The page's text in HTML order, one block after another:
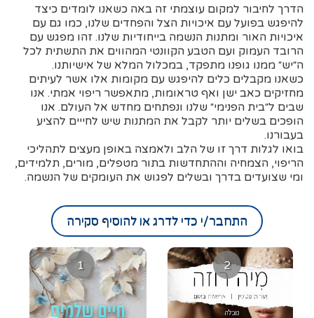
הדרך לחיבור למקום עוצמתי זה באה כשאנו לומדים כיצד
להיפגש בפועל עם איכויות הצל והפחדים שלנו, כמו גם עם
איכויות האור ומתנות הנשמה בייחודיות שלנו. זהו מפגש עם
הרובד העמוק ועם הטבע הקוונטי המהווים את התשתית לכל
ה״יש״ ממנו גופנו מתפקד, במכלול המלא של אישיותנו.
כשאנו מקבלים כלים להיפגש עם מקומות אלו אשר לעיתים
מחזיקים כאב ישן ואף טראומות, מתאפשר ריפוי אמתי. אנו
שבים ל״בית הפנימי״ שלנו ונפתחים מחדש אל העולם. אנו
הופכים בשלים יותר לקבל את המתנות שיש לחייים להציע
בעבורנו.
בואו לגלות דרך זו של הלב ולאמצה באופן מעצים לתהליכי
הריפוי, הצמחיה וההתחדשות בתור מטפלים, מורים, תלמידים,
ומי שצועדים בדרך ובשלים לפגוש את העומקים של הנשמה.
התחבר/י כדי לדרג או להוסיף סקירה
1 2